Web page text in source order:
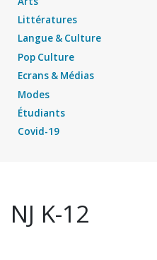
Littératures
Langue & Culture
Pop Culture
Ecrans & Médias
Modes
Étudiants
Covid-19
NJ K-12